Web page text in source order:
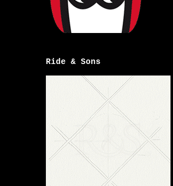
Ride & Sons